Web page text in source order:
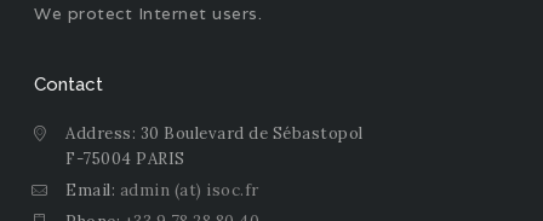
We protect Internet users.
Contact
Address: 30 Boulevard de Sébastopol
F-75004 PARIS
Email: admin (at) isoc.fr